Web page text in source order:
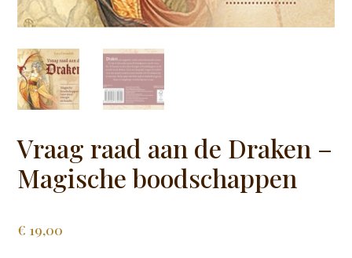
Vraag raad aan de Draken –
Magische boodschappen
€ 19,00